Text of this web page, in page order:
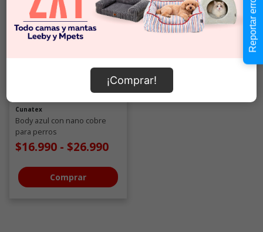
¡Comprar!
Cunatex
Body azul con nano cobre
para perros
$16.990 - $26.990
Comprar
Reportar error